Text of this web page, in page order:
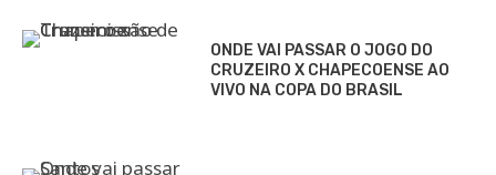
ONDE VAI PASSAR O JOGO DO
CRUZEIRO X CHAPECOENSE AO
VIVO NA COPA DO BRASIL